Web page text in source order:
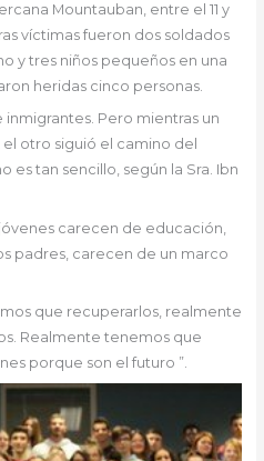
Mountauban, entre el 11 y
víctimas fueron dos soldados
y tres niños pequeños en una
heridas cinco personas.
inmigrantes. Pero mientras un
otro siguió el camino del
es tan sencillo, según la Sra. Ibn
carecen de educación,
padres, carecen de un marco
que recuperarlos, realmente
Realmente tenemos que
porque son el futuro ”.